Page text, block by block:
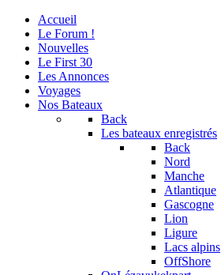
Accueil
Le Forum !
Nouvelles
Le First 30
Les Annonces
Voyages
Nos Bateaux
Back
Les bateaux enregistrés
Back
Nord
Manche
Atlantique
Gascogne
Lion
Ligure
Lacs alpins
OffShore